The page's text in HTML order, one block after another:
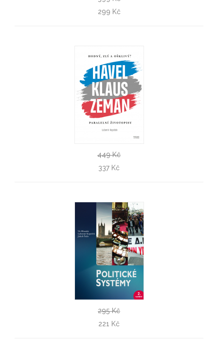
Kateřina Hloušková, František Mikš
Prokletí impéria a ruská lež
299 Kč
Lubomír Kopeček
Hodný, zlý a ošklivý? Havel, Klaus a Zeman
449 Kč
337 Kč
Politické systémy
295 Kč
221 Kč